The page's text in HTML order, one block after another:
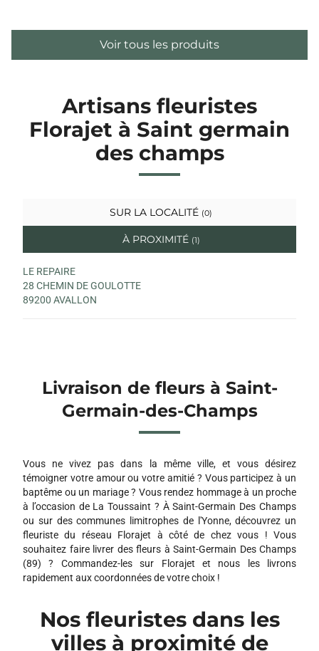
Voir tous les produits
Artisans fleuristes
Florajet à Saint germain
des champs
SUR LA LOCALITÉ (0)
À PROXIMITÉ (1)
LE REPAIRE
28 CHEMIN DE GOULOTTE
89200 AVALLON
Livraison de fleurs à Saint-
Germain-des-Champs
Vous ne vivez pas dans la même ville, et vous désirez
témoigner votre amour ou votre amitié ? Vous participez à un
baptême ou un mariage ? Vous rendez hommage à un proche
à l’occasion de La Toussaint ? À Saint-Germain Des Champs
ou sur des communes limitrophes de l'Yonne, découvrez un
fleuriste du réseau Florajet à côté de chez vous ! Vous
souhaitez faire livrer des fleurs à Saint-Germain Des Champs
(89) ? Commandez-les sur Florajet et nous les livrons
rapidement aux coordonnées de votre choix !
Nos fleuristes dans les
villes à proximité de